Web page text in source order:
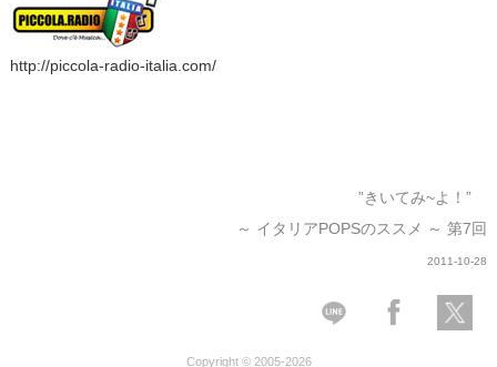
http://piccola-radio-italia.com/
”きいてみ~よ！”
～ イタリアPOPSのススメ ～ 第7回
2011-10-28
Copyright © 2005-2026